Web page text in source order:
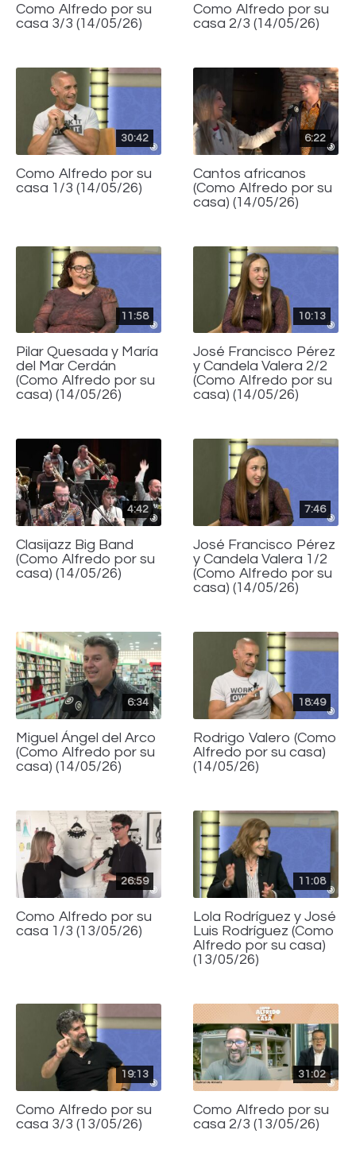
Como Alfredo por su
casa 3/3 (14/05/26)
Como Alfredo por su
casa 2/3 (14/05/26)
30:42
Como Alfredo por su
casa 1/3 (14/05/26)
6:22
Cantos africanos
(Como Alfredo por su
casa) (14/05/26)
11:58
Pilar Quesada y María
del Mar Cerdán
(Como Alfredo por su
casa) (14/05/26)
10:13
José Francisco Pérez
y Candela Valera 2/2
(Como Alfredo por su
casa) (14/05/26)
4:42
Clasijazz Big Band
(Como Alfredo por su
casa) (14/05/26)
7:46
José Francisco Pérez
y Candela Valera 1/2
(Como Alfredo por su
casa) (14/05/26)
6:34
Miguel Ángel del Arco
(Como Alfredo por su
casa) (14/05/26)
18:49
Rodrigo Valero (Como
Alfredo por su casa)
(14/05/26)
26:59
Como Alfredo por su
casa 1/3 (13/05/26)
11:08
Lola Rodríguez y José
Luis Rodríguez (Como
Alfredo por su casa)
(13/05/26)
19:13
Como Alfredo por su
casa 3/3 (13/05/26)
31:02
Como Alfredo por su
casa 2/3 (13/05/26)